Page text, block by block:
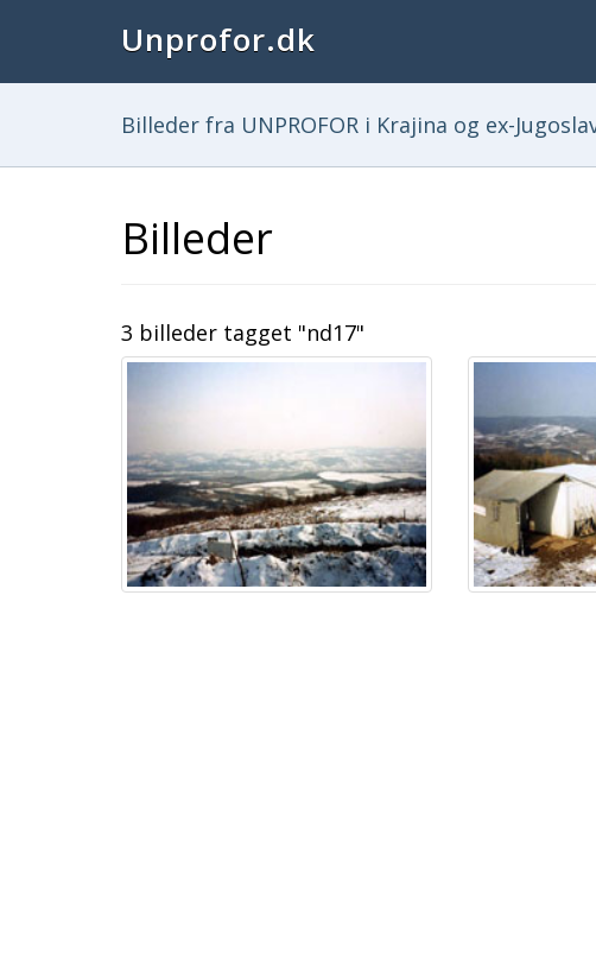
Unprofor.dk
Billeder fra UNPROFOR i Krajina og ex-
Billeder
3 billeder tagget "nd17"